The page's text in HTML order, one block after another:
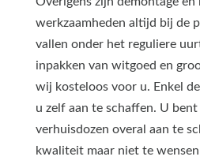
werkzaamheden altijd bij de
vallen onder het reguliere
inpakken van witgoed en
wij kosteloos voor u. Enkel
u zelf aan te schaffen. U
verhuisdozen overal aan te
kwaliteit maar niet te